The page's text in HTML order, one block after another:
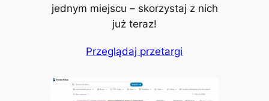
jednym miejscu – skorzystaj z nich
już teraz!
Przeglądaj przetargi